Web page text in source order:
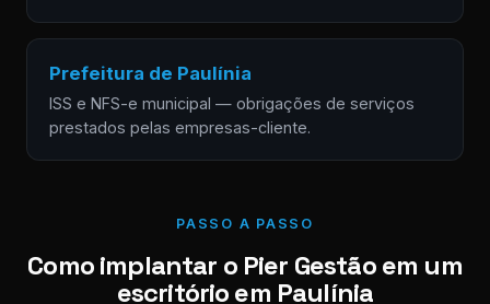
Prefeitura de Paulínia
ISS e NFS-e municipal — obrigações de serviços
prestados pelas empresas-cliente.
PASSO A PASSO
Como implantar o Pier Gestão em um
escritório em Paulínia